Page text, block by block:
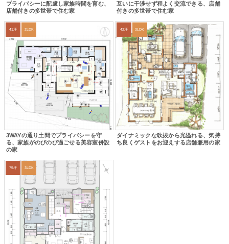
プライバシーに配慮し家族時間を育む、
店舗付きの多世帯で住む家
互いに干渉せず程よく交流できる、店舗
付きの多世帯で住む家
41坪 2LDK
3WAYの通り土間でプライバシーを守
る、家族がのびのび過ごせる美容室併設
の家
42坪 3LDK
ダイナミックな吹抜から光溢れる、気持
ち良くゲストをお迎えする店舗兼用の家
75坪 3LDK